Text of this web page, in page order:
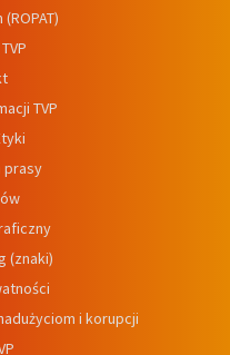
TVP
prasy
(znaki)
i korupcji